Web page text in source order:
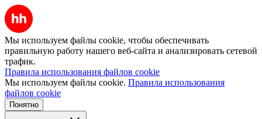
Мы используем файлы cookie, чтобы обеспечивать
правильную работу нашего веб-сайта и анализировать сетевой
трафик.
Правила использования файлов cookie
Мы используем файлы cookie. Правила использования
файлов cookie
Понятно